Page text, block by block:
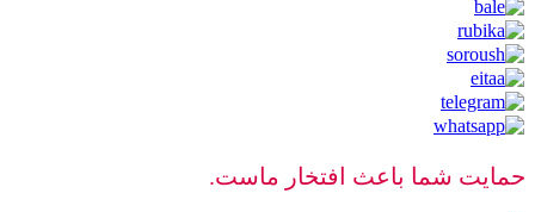
حمایت شما باعث افتخار ماست.